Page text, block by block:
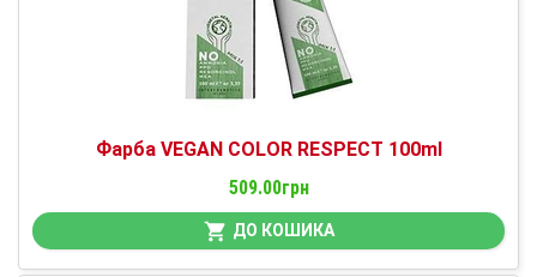
Фарба VEGAN COLOR RESPECT 100ml
509.00грн
ДО КОШИКА